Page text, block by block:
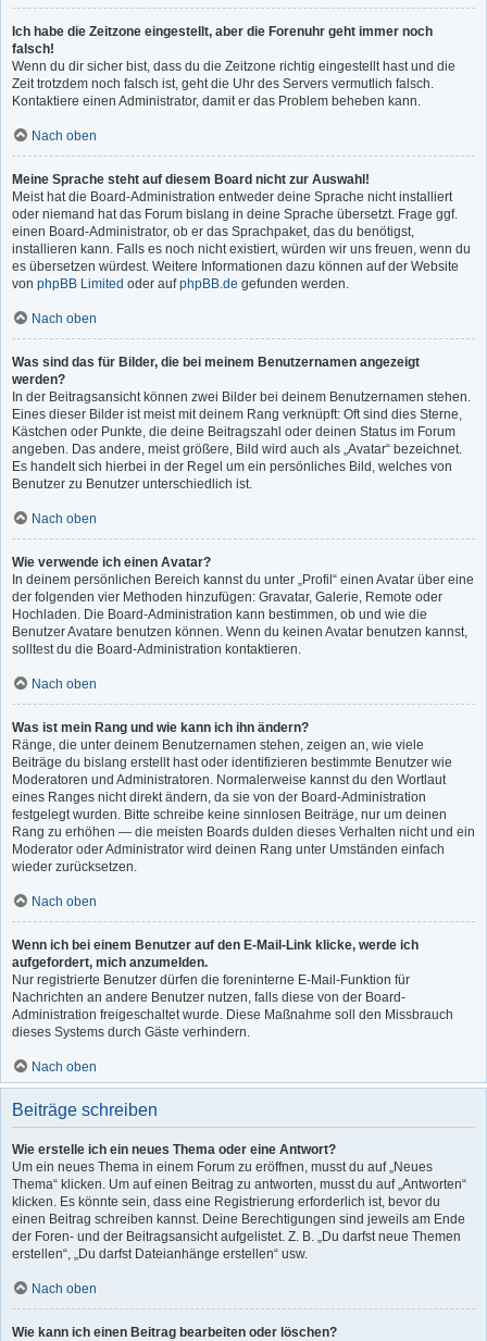
Ich habe die Zeitzone eingestellt, aber die Forenuhr geht immer noch
falsch!
Wenn du dir sicher bist, dass du die Zeitzone richtig eingestellt hast und die
Zeit trotzdem noch falsch ist, geht die Uhr des Servers vermutlich falsch.
Kontaktiere einen Administrator, damit er das Problem beheben kann.
Nach oben
Meine Sprache steht auf diesem Board nicht zur Auswahl!
Meist hat die Board-Administration entweder deine Sprache nicht installiert
oder niemand hat das Forum bislang in deine Sprache übersetzt. Frage ggf.
einen Board-Administrator, ob er das Sprachpaket, das du benötigst,
installieren kann. Falls es noch nicht existiert, würden wir uns freuen, wenn du
es übersetzen würdest. Weitere Informationen dazu können auf der Website
von phpBB Limited oder aufphpBB.de gefunden werden.
Nach oben
Was sind das für Bilder, die bei meinem Benutzernamen angezeigt
werden?
In der Beitragsansicht können zwei Bilder bei deinem Benutzernamen stehen.
Eines dieser Bilder ist meist mit deinem Rang verknüpft: Oft sind dies Sterne,
Kästchen oder Punkte, die deine Beitragszahl oder deinen Status im Forum
angeben. Das andere, meist größere, Bild wird auch als „Avatar“ bezeichnet.
Es handelt sich hierbei in der Regel um ein persönliches Bild, welches von
Benutzer zu Benutzer unterschiedlich ist.
Nach oben
Wie verwende ich einen Avatar?
In deinem persönlichen Bereich kannst du unter „Profil“ einen Avatar über eine
der folgenden vier Methoden hinzufügen: Gravatar, Galerie, Remote oder
Hochladen. Die Board-Administration kann bestimmen, ob und wie die
Benutzer Avatare benutzen können. Wenn du keinen Avatar benutzen kannst,
solltest du die Board-Administration kontaktieren.
Nach oben
Was ist mein Rang und wie kann ich ihn ändern?
Ränge, die unter deinem Benutzernamen stehen, zeigen an, wie viele
Beiträge du bislang erstellt hast oder identifizieren bestimmte Benutzer wie
Moderatoren und Administratoren. Normalerweise kannst du den Wortlaut
eines Ranges nicht direkt ändern, da sie von der Board-Administration
festgelegt wurden. Bitte schreibe keine sinnlosen Beiträge, nur um deinen
Rang zu erhöhen — die meisten Boards dulden dieses Verhalten nicht und ein
Moderator oder Administrator wird deinen Rang unter Umständen einfach
wieder zurücksetzen.
Nach oben
Wenn ich bei einem Benutzer auf den E-Mail-Link klicke, werde ich
aufgefordert, mich anzumelden.
Nur registrierte Benutzer dürfen die foreninterne E-Mail-Funktion für
Nachrichten an andere Benutzer nutzen, falls diese von der Board-
Administration freigeschaltet wurde. Diese Maßnahme soll den Missbrauch
dieses Systems durch Gäste verhindern.
Nach oben
Beiträge schreiben
Wie erstelle ich ein neues Thema oder eine Antwort?
Um ein neues Thema in einem Forum zu eröffnen, musst du auf „Neues
Thema“ klicken. Um auf einen Beitrag zu antworten, musst du auf „Antworten“
klicken. Es könnte sein, dass eine Registrierung erforderlich ist, bevor du
einen Beitrag schreiben kannst. Deine Berechtigungen sind jeweils am Ende
der Foren- und der Beitragsansicht aufgelistet. Z. B. „Du darfst neue Themen
erstellen“, „Du darfst Dateianhänge erstellen“ usw.
Nach oben
Wie kann ich einen Beitrag bearbeiten oder löschen?